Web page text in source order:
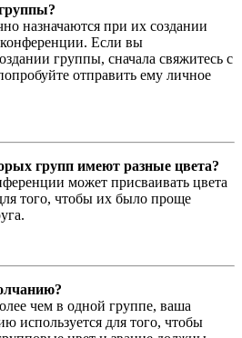
назначаются при их создании
Если вы
группы, сначала свяжитесь с
отправить ему личное
групп имеют разные цвета?
может присваивать цвета
того, чтобы их было проще
чем в одной группе, ваша
используется для того, чтобы